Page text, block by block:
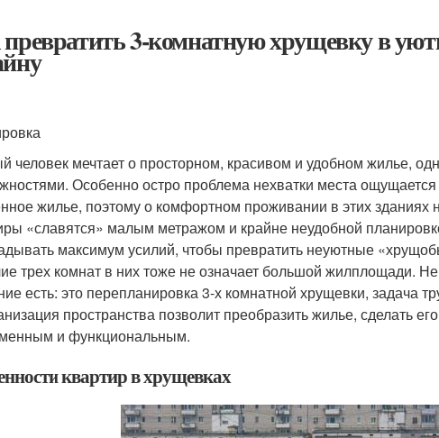
3-комнатную хрущевку в
человек мечтает о просторном, красивом и удобном жилье,
Особенно остро проблема нехватки места
жилье, поэтому о комфортном проживании в этих зданиях
«славятся» малым метражом и крайне неудобной
максимум усилий, чтобы превратить неуютные
трех комнат в них тоже не означает большой жилплощади.
есть: это перепланировка 3-х комнатной хрущевки, задача
пространства позволит преобразить жилье, сделать
и функциональным.
квартир в хрущевках